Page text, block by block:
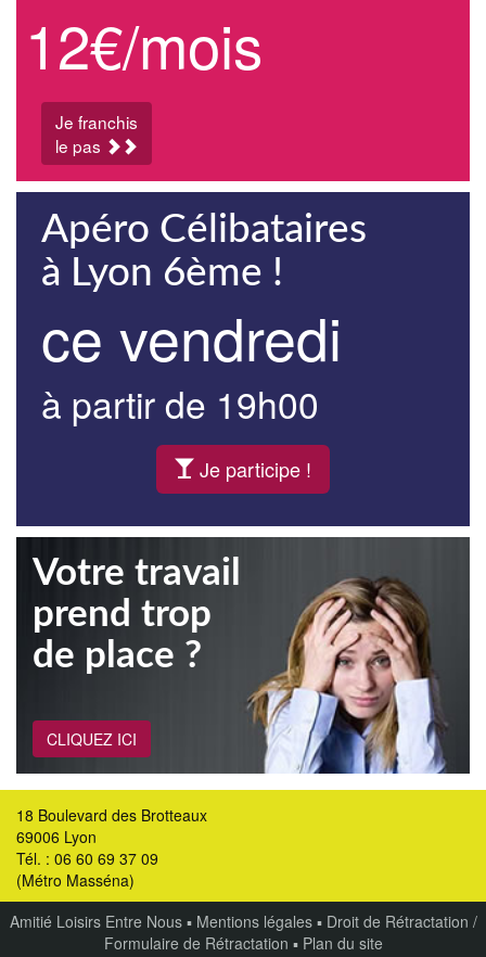
12€/mois
Je franchis
le pas
Apéro Célibataires
à Lyon 6ème !
ce vendredi
à partir de 19h00
Je participe !
Votre travail
prend trop
de place ?
CLIQUEZ ICI
18 Boulevard des Brotteaux
69006 Lyon
Tél. : 06 60 69 37 09
(Métro Masséna)
Amitié Loisirs Entre Nous▪ Mentions légales▪ Droit de Rétractation /
Formulaire de Rétractation ▪ Plan du site